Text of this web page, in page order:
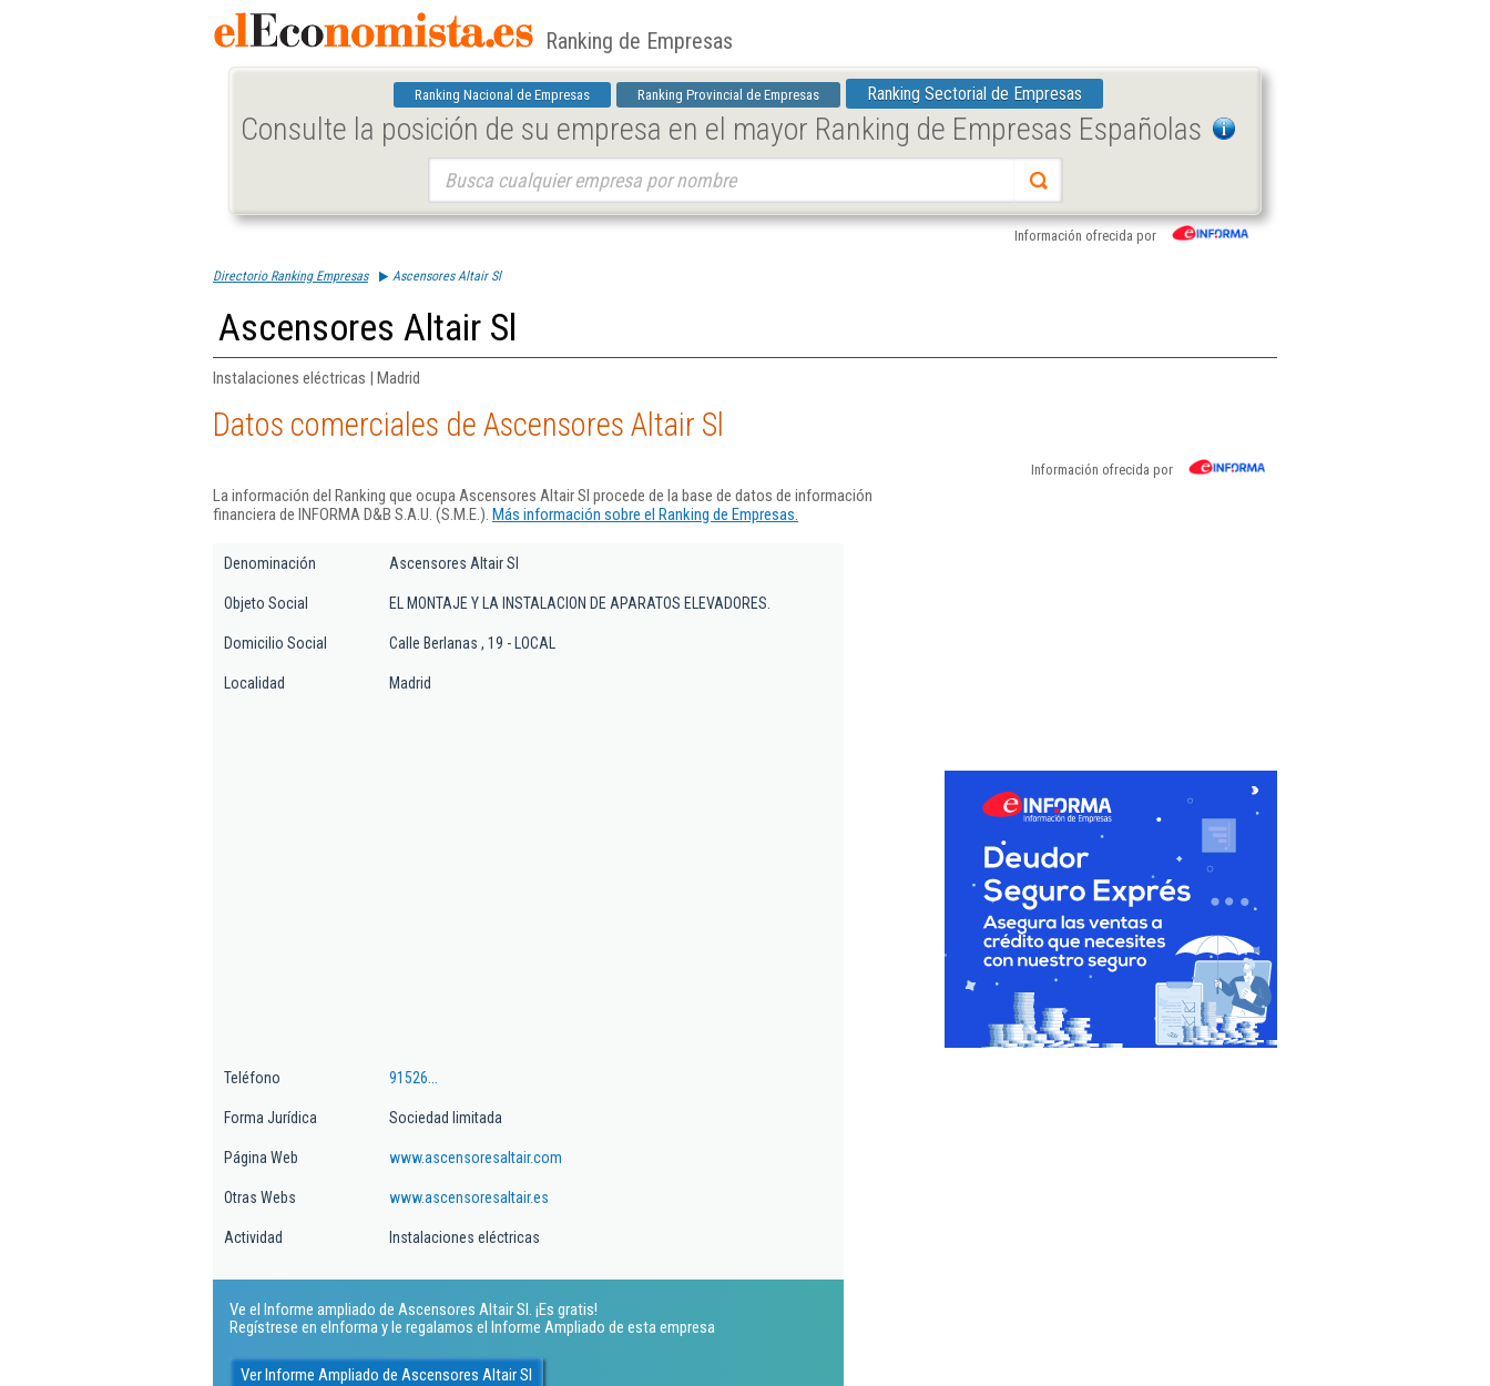
Ranking de Empresas
Ranking Nacional de Empresas Ranking Provincial de Empresas Ranking Sectorial de Empresas
Consulte la posición de su empresa en el mayor Ranking de Empresas Españolas
Información ofrecida por
Directorio Ranking Empresas Ascensores Altair Sl
Ascensores Altair Sl
Instalaciones eléctricas | Madrid
Datos comerciales de Ascensores Altair Sl
Información ofrecida por
La información del Ranking que ocupa Ascensores Altair Sl procede de la base de datos de información
financiera de INFORMA D&B S.A.U. (S.M.E.). Más información sobre el Ranking de Empresas.
Denominación Ascensores Altair Sl
Objeto Social EL MONTAJE Y LA INSTALACION DE APARATOS ELEVADORES.
Domicilio Social Calle Berlanas , 19 - LOCAL
Localidad Madrid
Teléfono 91526...
Forma Jurídica Sociedad limitada
Página Web www.ascensoresaltair.com
Otras Webs www.ascensoresaltair.es
Actividad Instalaciones eléctricas
Ve el Informe ampliado de Ascensores Altair Sl. ¡Es gratis!
Regístrese en eInforma y le regalamos el Informe Ampliado de esta empresa
Ver Informe Ampliado de Ascensores Altair Sl